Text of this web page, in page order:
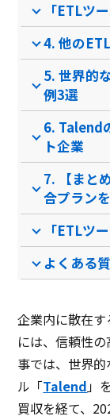
ソフト種別
推奨環境
サポート
「ETLツ
4. 他の
5. 世界的
例3選
6. Talend
ト企業
7. 【まと
合プラン
「ETLツ
よくある
企業内に散在
には、信頼性
事では、世界
ル「Talend」
買収を経て、